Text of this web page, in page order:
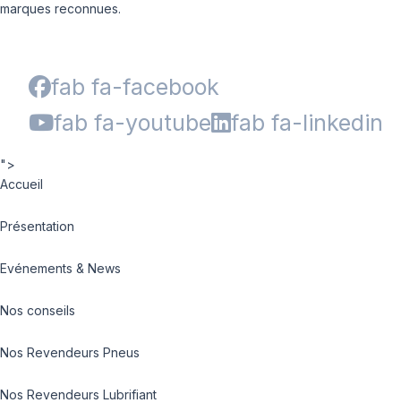
marques reconnues.
fab fa-facebook
fab fa-youtube
fab fa-linkedin
">
Accueil
Présentation
Evénements & News
Nos conseils
Nos Revendeurs Pneus
Nos Revendeurs Lubrifiant